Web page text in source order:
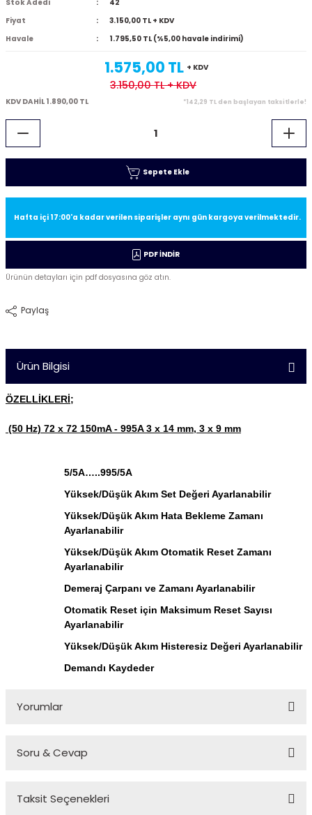
Stok Adedi
42
Fiyat
3.150,00 TL + KDV
Havale
1.795,50 TL (%5,00 havale indirimi)
1.575,00 TL + KDV
3.150,00 TL+ KDV
KDV DAHİL 1.890,00 TL *142,29 TL den başlayan taksitlerle!
Sepete Ekle
Hafta içi 17:00'a kadar verilen siparişler aynı gün kargoya verilmektedir.
PDF İNDİR
Ürünün detayları için pdf dosyasına göz atın.
Paylaş
Ürün Bilgisi
ÖZELLİKLERİ;
(50 Hz) 72 x 72 150mA - 995A 3 x 14 mm, 3 x 9 mm
5/5A…..995/5A
Yüksek/Düşük Akım Set Değeri Ayarlanabilir
Yüksek/Düşük Akım Hata Bekleme Zamanı
Ayarlanabilir
Yüksek/Düşük Akım Otomatik Reset Zamanı
Ayarlanabilir
Demeraj Çarpanı ve Zamanı Ayarlanabilir
Otomatik Reset için Maksimum Reset Sayısı
Ayarlanabilir
Yüksek/Düşük Akım Histeresiz Değeri Ayarlanabilir
Demandı Kaydeder
Yorumlar
Soru & Cevap
Ürün hakkında henüz soru sorulmamış.
Taksit Seçenekleri